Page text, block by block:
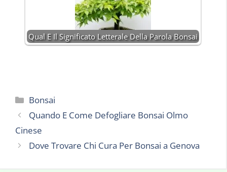
Qual E Il Significato Letterale Della Parola Bonsai
Categorie
Bonsai
Quando E Come Defogliare Bonsai Olmo
Cinese
Dove Trovare Chi Cura Per Bonsai a Genova